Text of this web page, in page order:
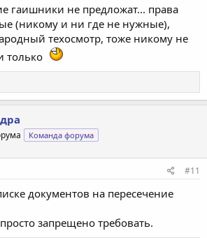
гаишники не предложат... права
(никому и ни где не нужные),
техосмотр, тоже никому не
только
Команда форума
#11
документов на пересечение
запрещено требовать.